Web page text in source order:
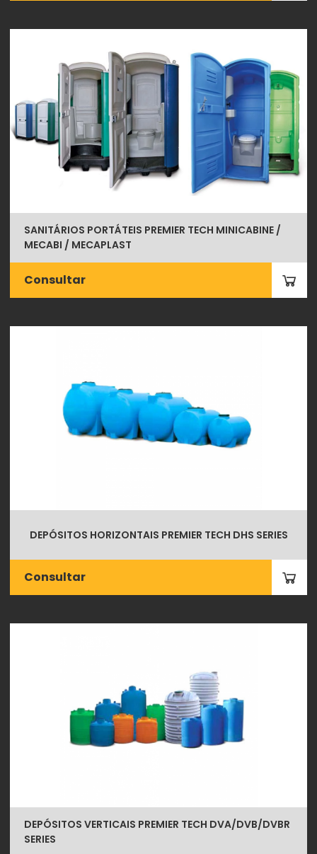
SANITÁRIOS PORTÁTEIS PREMIER TECH MINICABINE /
MECABI / MECAPLAST
Consultar
DEPÓSITOS HORIZONTAIS PREMIER TECH DHS SERIES
Consultar
DEPÓSITOS VERTICAIS PREMIER TECH DVA/DVB/DVBR
SERIES